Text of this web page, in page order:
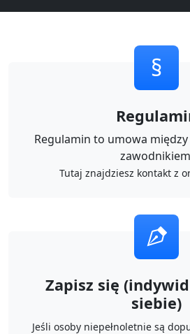
§
Regulamin to umowa
Tutaj znajdziesz kontakt z
Zapisz się
siebie)
Jeśli osoby niepełnoletnie są